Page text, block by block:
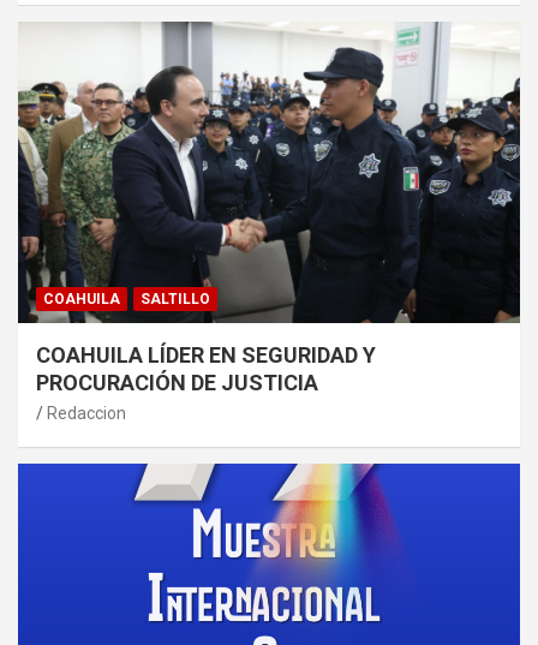
COAHUILA SALTILLO
COAHUILA LÍDER EN SEGURIDAD Y
PROCURACIÓN DE JUSTICIA
Redaccion